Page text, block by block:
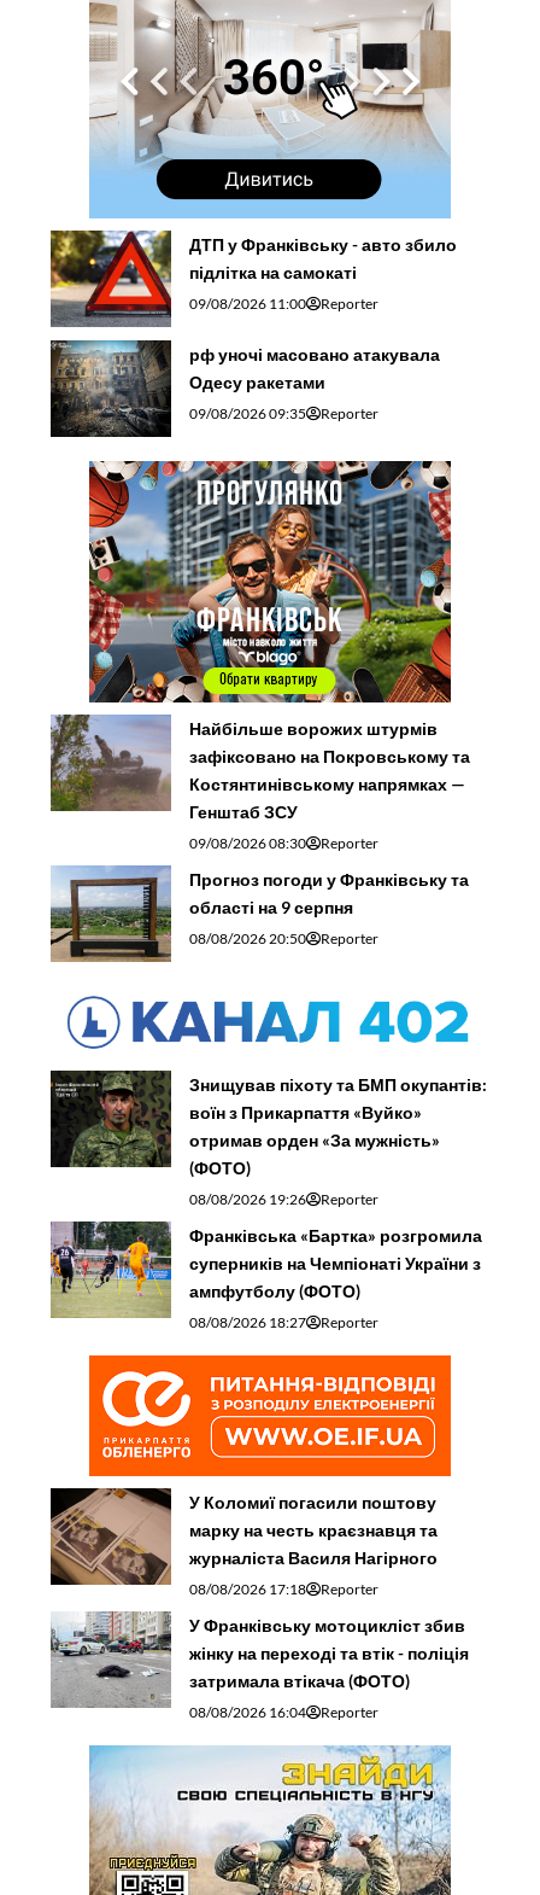
ДТП у Франківську - авто збило
підлітка на самокаті
09/08/2026 11:00 Reporter
рф уночі масовано атакувала
Одесу ракетами
09/08/2026 09:35 Reporter
Найбільше ворожих штурмів
зафіксовано на Покровському та
Костянтинівському напрямках —
Генштаб ЗСУ
09/08/2026 08:30 Reporter
Прогноз погоди у Франківську та
області на 9 серпня
08/08/2026 20:50 Reporter
Знищував піхоту та БМП окупантів:
воїн з Прикарпаття «Вуйко»
отримав орден «За мужність»
(ФОТО)
08/08/2026 19:26 Reporter
Франківська «Бартка» розгромила
суперників на Чемпіонаті України з
ампфутболу (ФОТО)
08/08/2026 18:27 Reporter
У Коломиї погасили поштову
марку на честь краєзнавця та
журналіста Василя Нагірного
08/08/2026 17:18 Reporter
У Франківську мотоцикліст збив
жінку на переході та втік - поліція
затримала втікача (ФОТО)
08/08/2026 16:04 Reporter